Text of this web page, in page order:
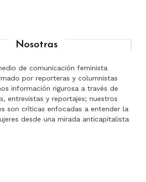
Nosotras
de comunicación feminista
por reporteras y columnistas
información rigurosa a través de
entrevistas y reportajes; nuestros
son críticas enfocadas a entender la
desde una mirada anticapitalista